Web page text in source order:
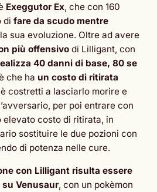
Exeggutor Ex, che con 160
di fare da scudo mentre
sua evoluzione. Oltre ad avere
più offensivo di Lilligant, con
40 danni di base, 80 se
che ha un costo di ritirata
è costretti a lasciarlo morire e
per poi entrare con
elevato costo di ritirata, in
sostituire le due pozioni con
di potenza nelle cure.
con Lilligant risulta essere
Venusaur, con un pokèmon